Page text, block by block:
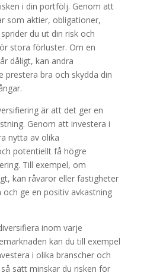
i din portfölj. Genom att
som aktier, obligationer,
du ut din risk och
stora förluster. Om en
dåligt, kan andra
prestera bra och skydda din
är att det ger en
Genom att investera i
nytta av olika
potentiellt få högre
Till exempel, om
kan råvaror eller fastigheter
ge en positiv avkastning
inom varje
kan du till exempel
i olika branscher och
sätt minskar du risken för